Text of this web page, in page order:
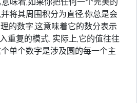
将其周围积分为直径,你总是会
的数字,这意味着它的数分表示
重复的模式. 实际上,它的值往往
单个数字是涉及圆的每一个主